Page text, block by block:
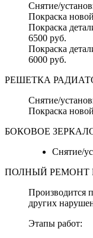
Снятие/
Покраска
Покраска
6500 руб.
Покраска
6000 руб.
РЕШЕТКА
Снятие/
Покраска
БОКОВОЕ
Снятие/
ПОЛНЫЙ РЕМОНТ
Производится
других
Этапы работ: